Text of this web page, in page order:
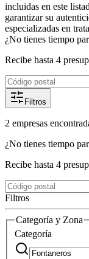
incluidas en este
garantizar su
especializadas en
¿No tienes tiempo
Recibe hasta 4
Filtros
2 empresas
¿No tienes tiempo
Recibe hasta 4
Filtros
Categoría y Zona
Categoría